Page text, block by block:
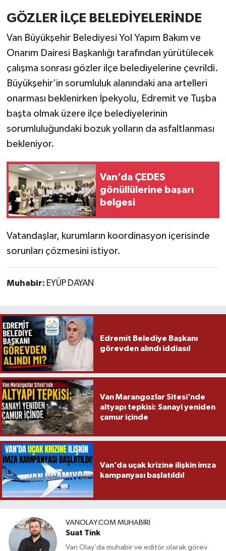
GÖZLER İLÇE BELEDİYELERİNDE
Van Büyükşehir Belediyesi Yol Yapım Bakım ve
Onarım Dairesi Başkanlığı tarafından yürütülecek
çalışma sonrası gözler ilçe belediyelerine çevrildi.
Büyükşehir’in sorumluluk alanındaki ana artelleri
onarması beklenirken İpekyolu, Edremit ve Tuşba
başta olmak üzere ilçe belediyelerinin
sorumluluğundaki bozuk yolların da asfaltlanması
bekleniyor.
Van’da ÇEDES
gönüllülerine başarı
belgesi
Vatandaşlar, kurumların koordinasyon içerisinde
sorunları çözmesini istiyor.
Muhabir: EYÜP DAYAN
Edremit Belediye Başkanı
görevden alındı iddiası!
Van Marangozlar Sitesi’nde
altyapı tepkisi: Sanayi yeniden
çamur içinde
Van’da uçak krizine ilişkin imza
kampanyası başlatıldı!
VANOLAY.COM MUHABIRI
Suat Tink
Van Olay’da muhabir ve editör olarak görev